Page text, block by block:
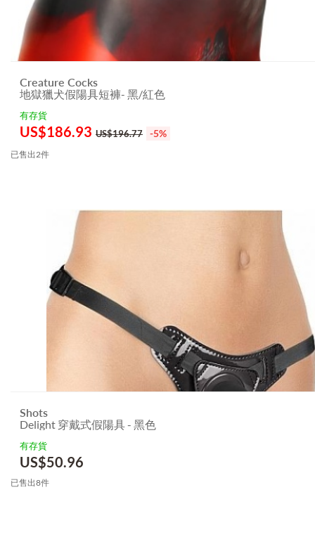
Creature Cocks
地獄獵犬假陽具短褲- 黑/紅色
有存貨
US$186.93 US$196.77 -5%
已售出2件
Shots
Delight 穿戴式假陽具 - 黑色
有存貨
US$50.96
已售出8件